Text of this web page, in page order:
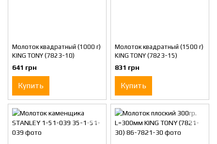
Молоток квадратный (1000 г)
KING TONY (7823-10)
641 грн
Купить
Молоток квадратный (1500 г)
KING TONY (7823-15)
831 грн
Купить